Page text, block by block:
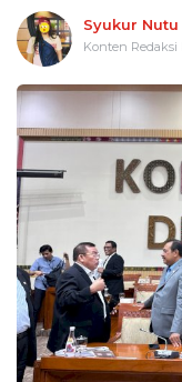
Syukur Nutu
Konten Redaksi